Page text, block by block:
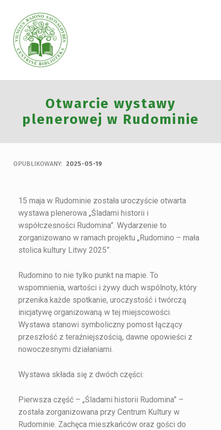
VILNIAUS RAJONO SAVIVALDYBĖS CENTRINĖ BIBLIOTEKA
VILNIAUS RAJONO SAVIVALDYBĖS CENTRINĖ BIBLIOTEKA KVIEČIA VISUS PRISIJUNGTI PRIE VISUOTINĖS PILIETINĖS INICIATYVOS „ATMINTIS GYVA, NES LIUDIJA“ IR UŽDEGTI ATMINIMO.
Otwarcie wystawy
plenerowej w Rudominie
OPUBLIKOWANY: 2025-05-19
15 maja w Rudominie została uroczyście otwarta
wystawa plenerowa „Śladami historii i
współczesności Rudomina”. Wydarzenie to
zorganizowano w ramach projektu „Rudomino – mała
stolica kultury Litwy 2025”.
Rudomino to nie tylko punkt na mapie. To
wspomnienia, wartości i żywy duch wspólnoty, który
przenika każde spotkanie, uroczystość i twórczą
inicjatywę organizowaną w tej miejscowości.
Wystawa stanowi symboliczny pomost łączący
przeszłość z teraźniejszością, dawne opowieści z
nowoczesnymi działaniami.
Wystawa składa się z dwóch części:
Pierwsza część – „Śladami historii Rudomina” –
została zorganizowana przy Centrum Kultury w
Rudominie. Zachęca mieszkańców oraz gości do